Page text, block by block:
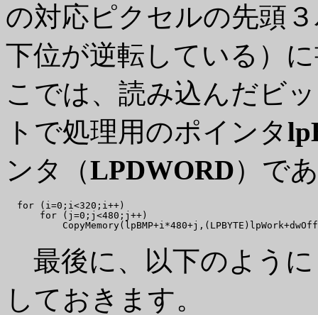
の対応ピクセルの先頭
下位が逆転している）
こでは、読み込んだビ
トで処理用のポインタ
ンタ（LPDWORD）で
  for (i=0;i<320;i++)
      for (j=0;j<480;j++)
最後に、以下のよう
しておきます。